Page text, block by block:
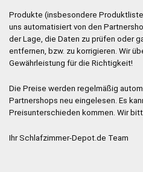
Produkte (insbesondere
uns automatisiert von den
der Lage, die Daten zu prüfen oder
entfernen, bzw. zu korrigieren. Wir
Gewährleistung für die Richtigkeit!
Die Preise werden regelmäßig
Partnershops neu eingelesen. Es
Preisunterschieden kommen. Wir
Ihr Schlafzimmer-Depot.de Team